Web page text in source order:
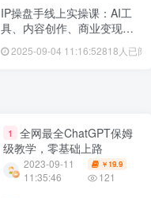
IP操盘手线上实操课：AI工
具、内容创作、商业变现等
2025-09-04 11:16:52818人已阅读
1
全网最全ChatGPT保姆
级教学，零基础上路
2023-09-11
11:35:46
￥ 19.9
121